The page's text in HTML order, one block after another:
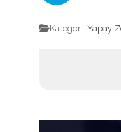
Kategori: Yapay